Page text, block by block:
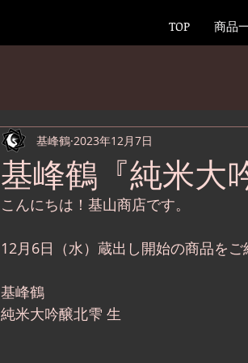
TOP 商品
基峰鶴『純米大
基峰鶴 2023年12月7日
こんにちは！基山商店です。
12月6日（水）蔵出し開始の商品をご
基峰鶴
純米大吟醸北雫 生